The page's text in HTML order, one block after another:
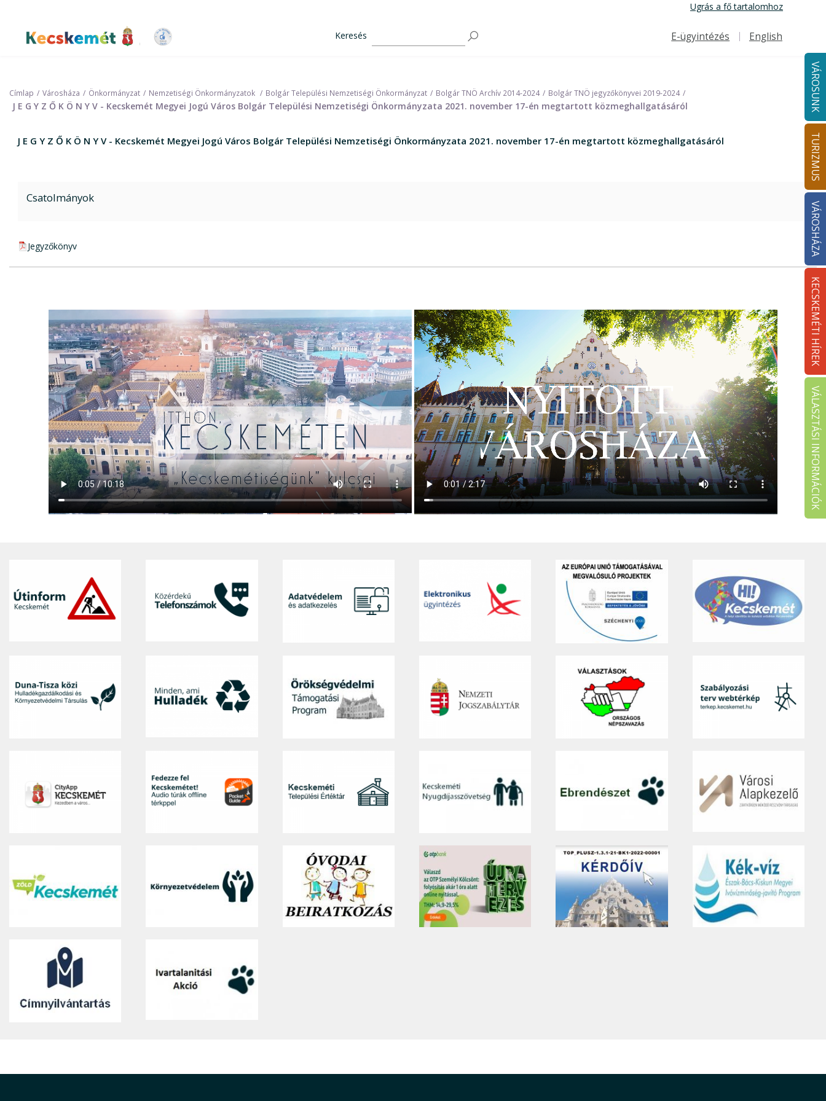
tartalomra
Ugrás a fő tartalomhoz
Kecskemét Város Honlapja
Keresés
Felső navigáció
E-ügyintézés English
VÁROSUNK
TURIZMUS
VÁROSHÁZA
KECSKEMÉTI HÍREK
VÁLASZTÁSI INFORMÁCIÓK
Címlap Városháza Önkormányzat Nemzetiségi Önkormányzatok Bolgár Települési Nemzetiségi Önkormányzat Bolgár TNÖ Archív 2014-2024 Bolgár TNÖ jegyzőkönyvei 2019-2024
J E G Y Z Ő K Ö N Y V - Kecskemét Megyei Jogú Város Bolgár Települési Nemzetiségi Önkormányzata 2021. november 17-én megtartott közmeghallgatásáról
J E G Y Z Ő K Ö N Y V - Kecskemét Megyei Jogú Város Bolgár Települési Nemzetiségi Önkormányzata 2021. november 17-én megtartott közmeghallgatásáról
Csatolmányok
pdf csatolmány:
Jegyzőkönyv